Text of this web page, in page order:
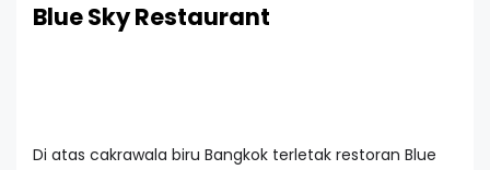
Blue Sky Restaurant
Di atas cakrawala biru Bangkok terletak restoran Blue